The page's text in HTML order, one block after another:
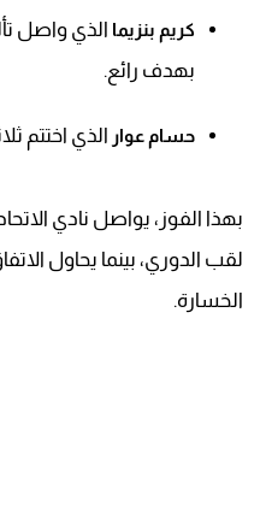
كريم بنزيما الذي واصل
بهدف رائع.
حسام عوار الذي اختتم
بهذا الفوز، يواصل نادي
لقب الدوري، بينما يحاول
الخسارة.